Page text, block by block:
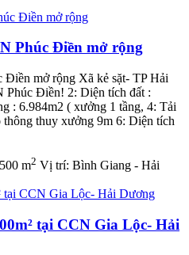
Phúc Điền mở rộng
mở rộng Xã kẻ sặt- TP Hải
Điền! 2: Diện tích đất :
: 6.984m2 ( xưởng 1 tầng, 4: Tải
thông thuy xưởng 9m 6: Diện tích
m2 Vị trí: Bình Giang - Hải
tại CCN Gia Lộc- Hải